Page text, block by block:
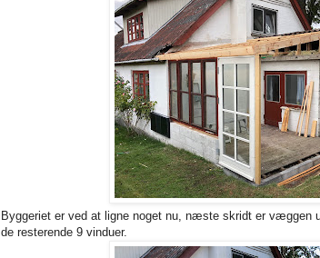
Byggeriet er ved at ligne noget nu, næste skridt er væggen
de resterende 9 vinduer.